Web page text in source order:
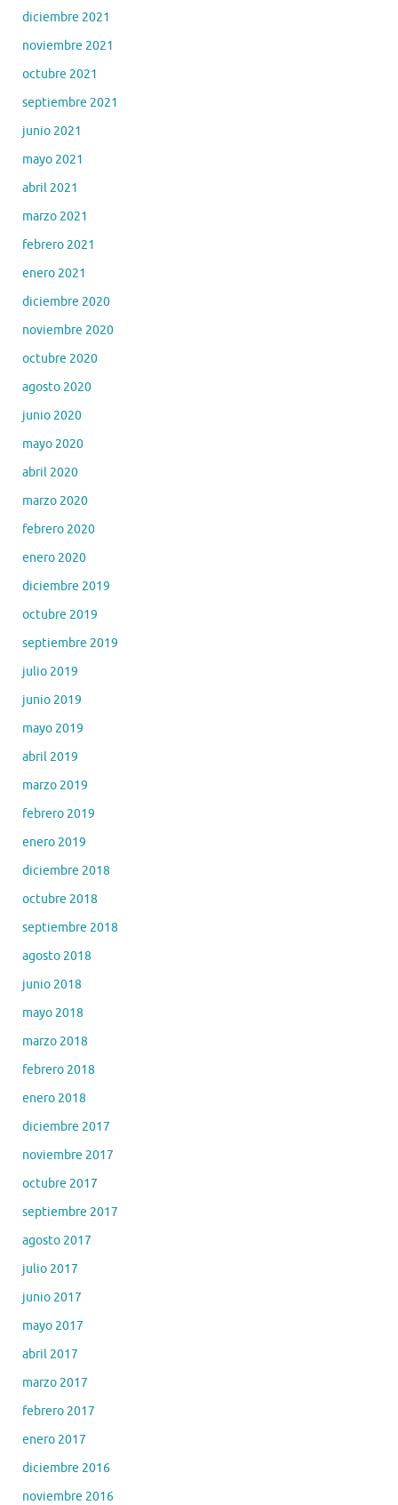
diciembre 2021
noviembre 2021
octubre 2021
septiembre 2021
junio 2021
mayo 2021
abril 2021
marzo 2021
febrero 2021
enero 2021
diciembre 2020
noviembre 2020
octubre 2020
agosto 2020
junio 2020
mayo 2020
abril 2020
marzo 2020
febrero 2020
enero 2020
diciembre 2019
octubre 2019
septiembre 2019
julio 2019
junio 2019
mayo 2019
abril 2019
marzo 2019
febrero 2019
enero 2019
diciembre 2018
octubre 2018
septiembre 2018
agosto 2018
junio 2018
mayo 2018
marzo 2018
febrero 2018
enero 2018
diciembre 2017
noviembre 2017
octubre 2017
septiembre 2017
agosto 2017
julio 2017
junio 2017
mayo 2017
abril 2017
marzo 2017
febrero 2017
enero 2017
diciembre 2016
noviembre 2016